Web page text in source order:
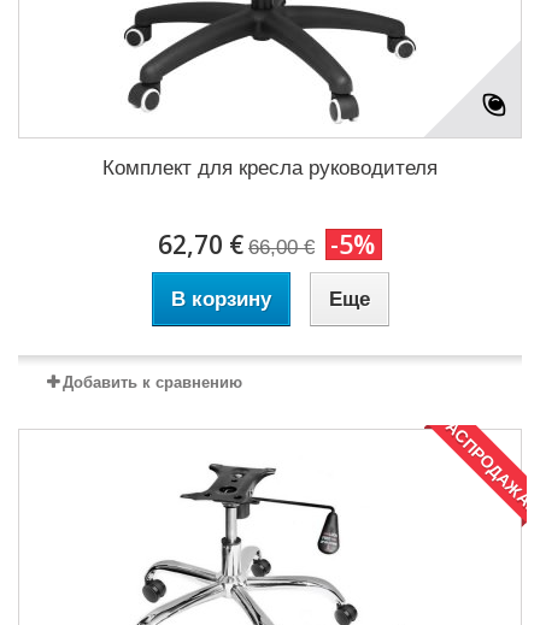
Комплект для кресла руководителя
62,70 € 66,00 € -5%
В корзину Еще
Добавить к сравнению
РАСПРОДАЖА!